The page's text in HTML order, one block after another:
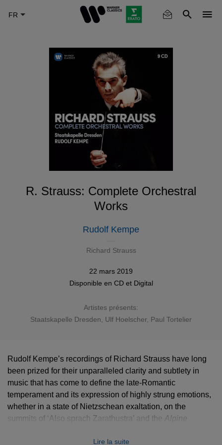
R. Strauss: Complete Orchestral
Works
Rudolf Kempe
Richard Strauss
22 mars 2019
Disponible en CDet Digital
Artistes présents:
Staatskapelle Dresden
Ulf Hoelscher, Paul Tortelier
Rudolf Kempe’s recordings of Richard Strauss have long
been prized for their unparalleled clarity and subtlety in
music that has come to define the late-Romantic
temperament and its expression of highly strung emotions,
whether in a state of Nietzschean exaltation, on the
summits of ‘Also sprach Zarathustra’ and the Alpine
Even in his lighter moods, such as the early and carefree
Lire la suite